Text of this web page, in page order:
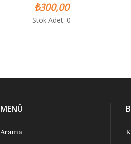
₺300,00
Stok Adet: 0
MENÜ
Arama